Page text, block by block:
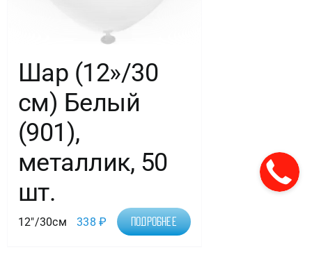
Шар (12»/30
см) Белый
(901),
металлик, 50
шт.
12"/30см 338₽ Подробнее